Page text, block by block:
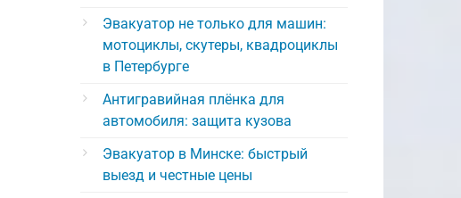
Эвакуатор не только для машин:
мотоциклы, скутеры, квадроциклы
в Петербурге
Антигравийная плёнка для
автомобиля: защита кузова
Эвакуатор в Минске: быстрый
выезд и честные цены